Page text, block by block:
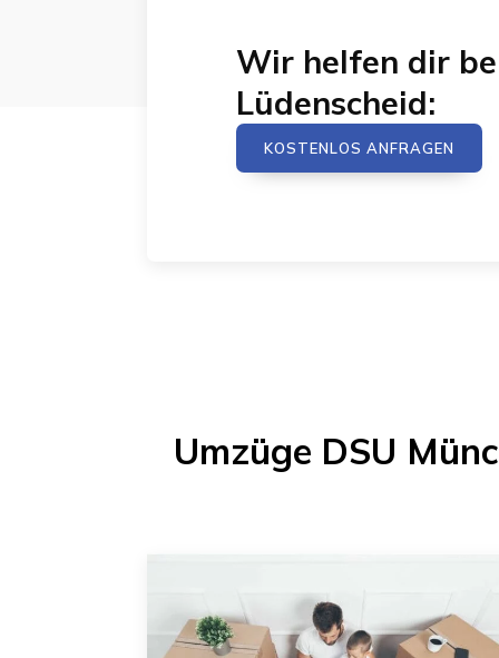
Wir helfen dir
Lüdenscheid:
KOSTENLOS ANFRAGEN
Umzüge DSU